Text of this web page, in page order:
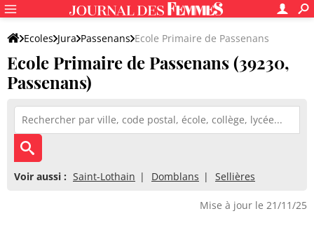
Ecoles Jura Passenans Ecole Primaire de Passenans
Ecole Primaire de Passenans (39230,
Passenans)
Voir aussi : Saint-Lothain Domblans Sellières
Mise à jour le 21/11/25